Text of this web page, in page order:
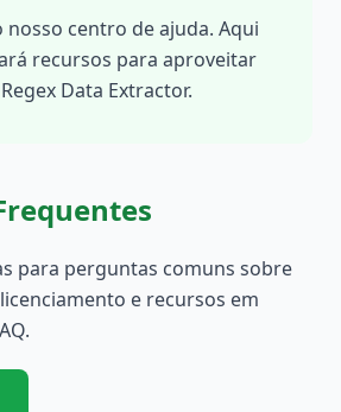
nosso centro de ajuda. Aqui
recursos para aproveitar
Data Extractor.
para perguntas comuns sobre
e recursos em